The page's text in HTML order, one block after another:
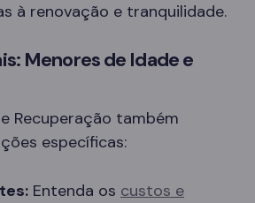
à renovação e tranquilidade.
Menores de Idade e
Recuperação também
específicas:
Entenda os custos e